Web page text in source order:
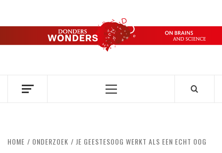
de
DONDERS
OVER HERSENEN EN WETENSCHAP // ON BRAINS AND
Primair
HOME ONDERZOEK JE GEESTESOOG WERKT ALS EEN ECHT OOG